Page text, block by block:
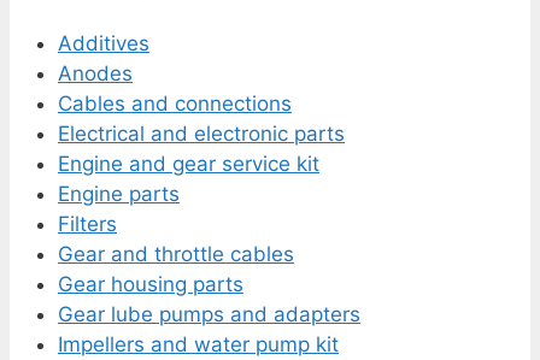
Additives
Anodes
Cables and connections
Electrical and electronic parts
Engine and gear service kit
Engine parts
Filters
Gear and throttle cables
Gear housing parts
Gear lube pumps and adapters
Impellers and water pump kit